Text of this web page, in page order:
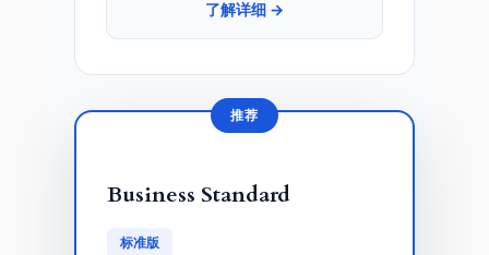
了解详细 →
推荐
Business Standard
标准版